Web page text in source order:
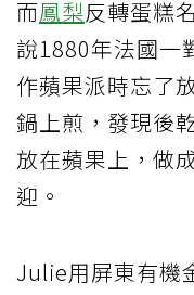
而鳳梨反轉蛋糕
說1880年法國一
作蘋果派時忘了
鍋上煎，發現後
放在蘋果上，做
迎。
Julie用屏東有機